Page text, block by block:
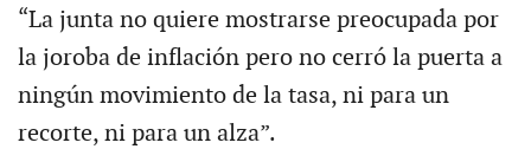
“La junta no quiere mostrarse preocupada por
la joroba de inflación pero no cerró la puerta a
ningún movimiento de la tasa, ni para un
recorte, ni para un alza”.